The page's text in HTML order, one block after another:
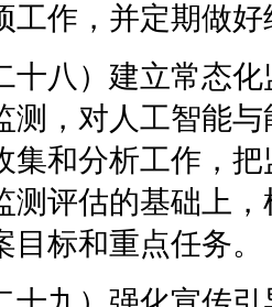
工作，并定期做
）建立常态化
测，对人工智能
集和分析工作，
测评估的基础上
目标和重点任务。